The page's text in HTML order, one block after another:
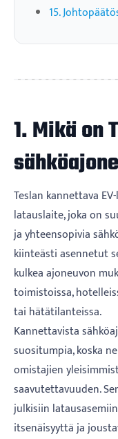
15.
1. Mikä on
Teslan kannettava
latauslaite, joka on
ja yhteensopivia
kiinteästi asennetut
kulkea ajoneuvon
toimistoissa,
tai hätätilanteissa.
Kannettavista
suositumpia, koska
omistajien
saavutettavuuden.
julkisiin
itsenäisyyttä ja